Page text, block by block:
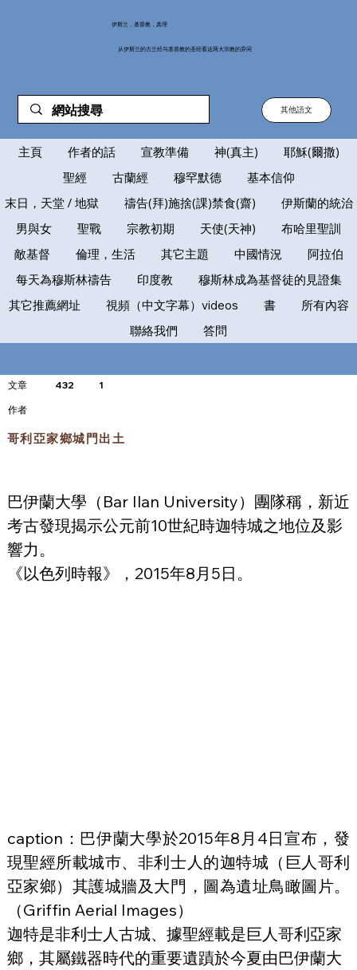
伊斯兰，基督教，真理
从伊斯兰的古兰经与基督教的圣经看这两大宗教的异同
其他語文
主頁 作者的話 宣教準備 神(真主)
耶穌(爾撒)
聖經
古蘭經 穆罕默德
基本信仰
末日，天堂 / 地獄
禱告(拜)施捨(課)禁食(齋)
伊斯蘭的統治
男與女
聖戰 宗教初期 天使(天神)
布哈里聖訓
敵基督
倫理，生活 其它主題 中國情況
阿拉伯
每天為穆斯林禱告
印度教
穆斯林成為基督徒的見證集
其它推薦網址
視頻（中文字幕）videos 書
所有內容
聯絡我們
答問
文章 432 1
​作者
哥利亞家鄉城門出土
巴伊蘭大學（Bar Ilan University）團隊稱，新近
考古發現揭示公元前10世紀時迦特城之地位及影
響力。
《以色列時報》，2015年8月5日。
caption：巴伊蘭大學於2015年8月4日宣布，發
現聖經所載城巿、非利士人的迦特城（巨人哥利
亞家鄉）其護城牆及大門，圖為遺址鳥瞰圖片。
（Griffin Aerial Images）
迦特是非利士人古城、據聖經載是巨人哥利亞家
鄉，其屬鐵器時代的重要遺蹟於今夏由巴伊蘭大